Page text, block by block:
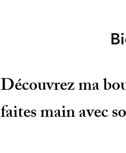
Découvrez ma
faites main avec